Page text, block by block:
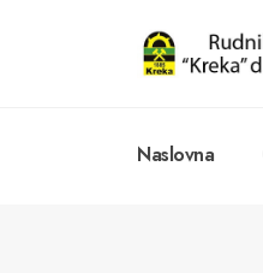
Naslovna